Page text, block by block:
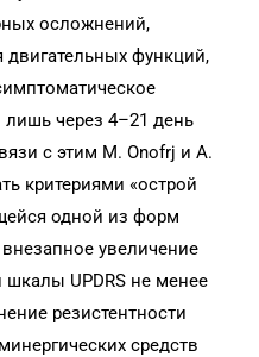
осложнений,
функций,
через 4–21 день
с этим M. Onofrj и A.
критериями «острой
одной из форм
увеличение
UPDRS не менее
резистентности
средств